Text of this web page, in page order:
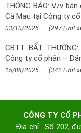
THÔNG BÁO: V/v
Cà Mau tại Công ty
03/10/2025 (297 Lượt
CBTT BẤT
Công ty cổ phần –
15/08/2025 (342 Lượt
CÔNG TY CỔ
Địa chỉ: Số 202,